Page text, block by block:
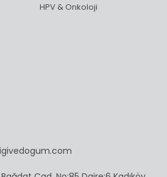
HPV & Onkoloji